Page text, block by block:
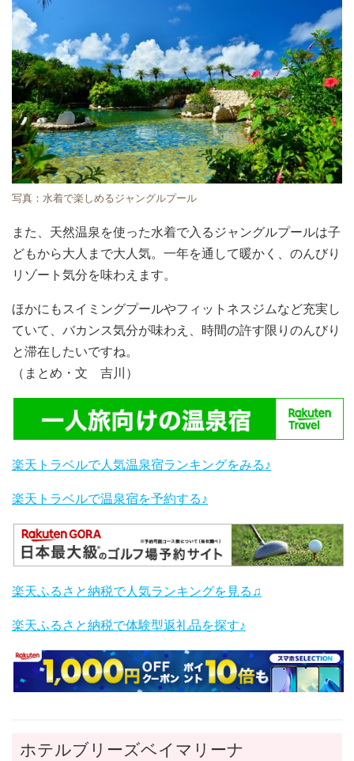
写真：水着で楽しめるジャングルプール
また、天然温泉を使った水着で入るジャングルプールは子
どもから大人まで大人気。一年を通して暖かく、のんびり
リゾート気分を味わえます。
ほかにもスイミングプールやフィットネスジムなど充実し
ていて、バカンス気分が味わえ、時間の許す限りのんびり
と滞在したいですね。
（まとめ・文 吉川）
楽天トラベルで人気温泉宿ランキングをみる♪
楽天トラベルで温泉宿を予約する♪
楽天ふるさと納税で人気ランキングを見る♫
楽天ふるさと納税で体験型返礼品を探す♪
ホテルブリーズベイマリーナ